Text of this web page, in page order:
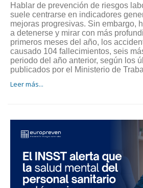
Hablar de prevención de riesgos
suele centrarse en indicadores
mejoras progresivas. Sin embargo,
a detenerse y mirar con más
primeros meses del año, los
causado 104 fallecimientos, seis
periodo del año anterior, según los
publicados por el Ministerio de
Leer más...